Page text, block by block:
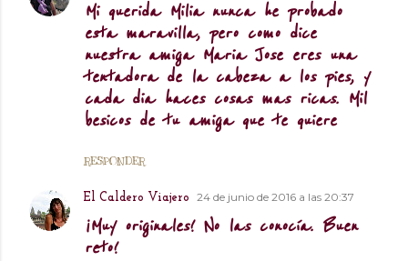
Mi querida Milia nunca he probado
esta maravilla, pero como dice
nuestra amiga Maria Jose eres una
tentadora de la cabeza a los pies, y
cada dia haces cosas mas ricas. Mil
besicos de tu amiga que te quiere
RESPONDER
El Caldero Viajero 24 de junio de 2016 a las 20:37
¡Muy originales! No las conocía. Buen
reto!